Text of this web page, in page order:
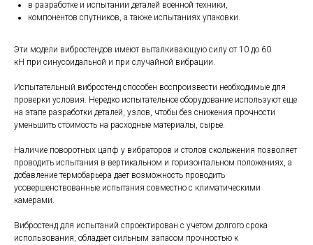
в разработке и испытании деталей военной техники,
компонентов спутников, а также испытаниях упаковки.
Эти модели вибростендов имеют выталкивающую силу от 10 до 60
кН при синусоидальной и при случайной вибрации.
Испытательный вибростенд способен воспроизвести необходимые для
проверки условия. Нередко испытательное оборудование используют еще
на этапе разработки деталей, узлов, чтобы без снижения прочности
уменьшить стоимость на расходные материалы, сырье.
Наличие поворотных цапф у вибраторов и столов скольжения позволяет
проводить испытания в вертикальном и горизонтальном положениях, а
добавление термобарьера дает возможность проводить
усовершенствованные испытания совместно с климатическими
камерами.
Вибростенд для испытаний спроектирован с учетом долгого срока
использования, обладает сильным запасом прочностью к